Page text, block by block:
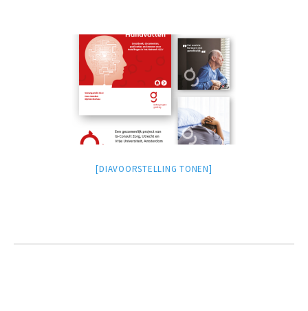
[DIAVOORSTELLING TONEN]